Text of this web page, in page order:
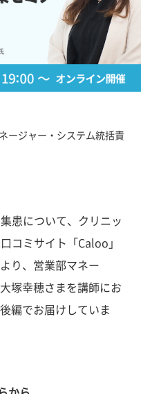
ージャー・システム統括責
患について、クリニッ
コミサイト「Caloo」
り、営業部マネー
塚幸穂さまを講師にお
編でお届けしていま